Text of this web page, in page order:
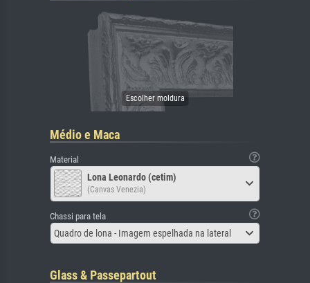
Médio e Maca
Material
Lona Leonardo (cetim)
(Canvas Venezia)
Chassi para tela
Quadro de lona - Imagem espelhada na lateral
Glass & Passepartout